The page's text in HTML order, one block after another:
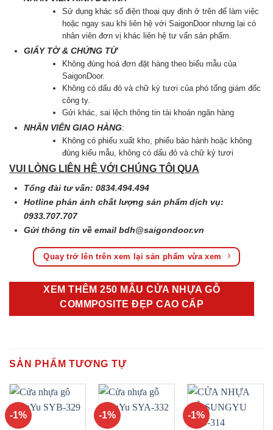
Sử dụng khác số điện thoại quy định ở trên để làm việc
hoặc ngay sau khi liên hệ với SaigonDoor nhưng lại có
nhân viên đơn vị khác liên hệ tư vấn sản phẩm.
GIẤY TỜ & CHỨNG TỪ
Không đúng hoá đơn đặt hàng theo biểu mẫu của
SaigonDoor.
Không có dấu đỏ và chữ ký tươi của phó tổng giám đốc
công ty.
Gửi khác, sai lệch thông tin tài khoản ngân hàng
NHÂN VIÊN GIAO HÀNG:
Không có phiếu xuất kho, phiếu bảo hành hoặc không
đúng kiểu mẫu, không có dấu đỏ và chữ kỷ tươi
VUI LÒNG LIÊN HỆ VỚI CHÚNG TÔI QUA
Tổng đài tư vấn: 0834.494.494
Hotline phản ánh chất lượng sản phẩm dịch vụ:
0933.707.707
Gửi thông tin về emailbdh@saigondoor.vn
Quay trở lên trên xem lại sản phẩm vừa xem
XEM THÊM 250 MẪU CỬA NHỰA GỖ
COMMPOSITE ĐẸP CAO CẤP
SẢN PHẨM TƯƠNG TỰ
-1% -1% -1%